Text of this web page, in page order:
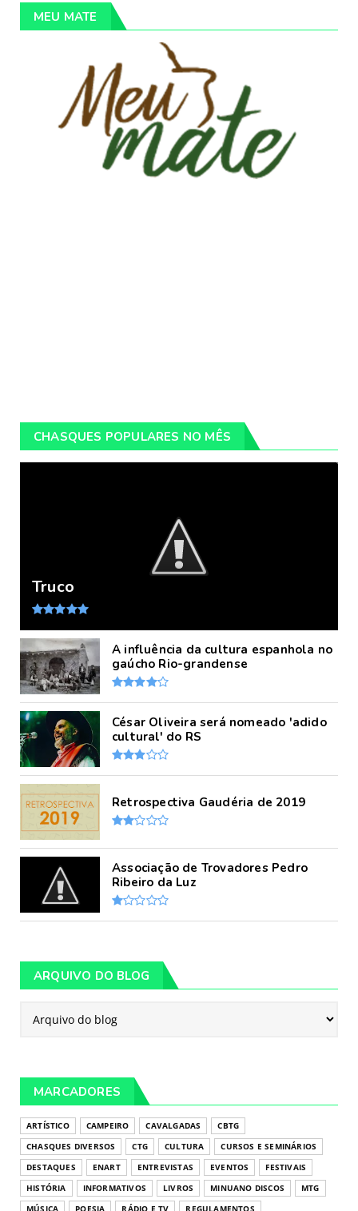
MEU MATE
CHASQUES POPULARES NO MÊS
Truco
A influência da cultura espanhola no
gaúcho Rio-grandense
César Oliveira será nomeado 'adido
cultural' do RS
Retrospectiva Gaudéria de 2019
Associação de Trovadores Pedro
Ribeiro da Luz
ARQUIVO DO BLOG
MARCADORES
ARTÍSTICO CAMPEIRO CAVALGADAS
CBTG
CHASQUES DIVERSOS
CTG CULTURA
CURSOS E SEMINÁRIOS
DESTAQUES
ENART ENTREVISTAS EVENTOS
FESTIVAIS
HISTÓRIA
INFORMATIVOS LIVROS MINUANO DISCOS
MTG
MÚSICA
POESIA RÁDIO E TV REGULAMENTOS